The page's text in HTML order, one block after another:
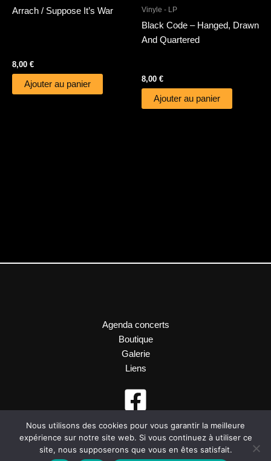
Arrach / Suppose It’s War
8,00 €
Ajouter au panier
Vinyle - LP
Black Code – Hanged, Drawn
And Quartered
8,00 €
Ajouter au panier
Agenda concerts
Boutique
Galerie
Liens
Nous utilisons des cookies pour vous garantir la meilleure
expérience sur notre site web. Si vous continuez à utiliser ce
site, nous supposerons que vous en êtes satisfait.